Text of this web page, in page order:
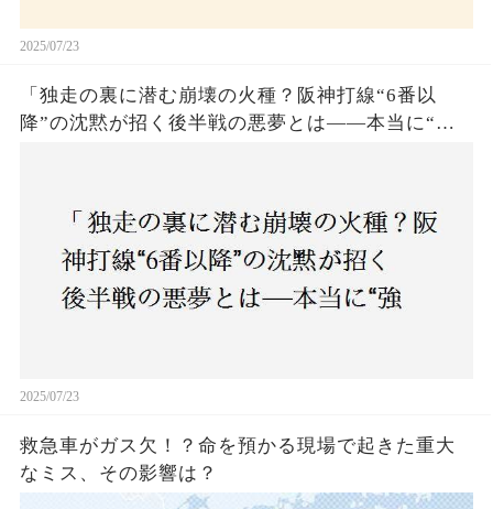
2025/07/23
「独走の裏に潜む崩壊の火種？阪神打線“6番以
降”の沈黙が招く後半戦の悪夢とは——本当に“強
2025/07/23
救急車がガス欠！？命を預かる現場で起きた重大
なミス、その影響は？